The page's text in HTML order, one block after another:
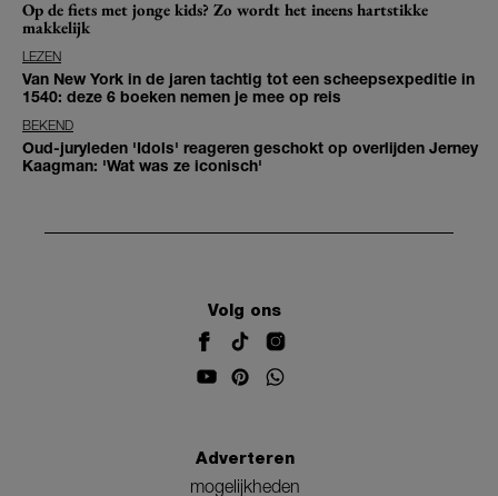
Op de fiets met jonge kids? Zo wordt het ineens hartstikke
makkelijk
LEZEN
Van New York in de jaren tachtig tot een scheepsexpeditie in
1540: deze 6 boeken nemen je mee op reis
BEKEND
Oud-juryleden 'Idols' reageren geschokt op overlijden Jerney
Kaagman: 'Wat was ze iconisch'
Volg ons
Adverteren
mogelijkheden